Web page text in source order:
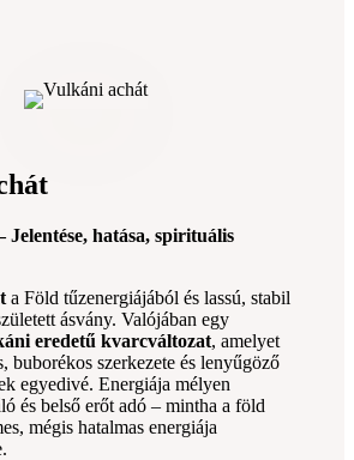
Jelentése, hatása, spirituális
a Föld tűzenergiájából és lassú, stabil
ásvány. Valójában egy
eredetű kvarcváltozat, amelyet
buborékos szerkezete és lenyűgöző
egyedivé. Energiája mélyen
és belső erőt adó – mintha a föld
mégis hatalmas energiája